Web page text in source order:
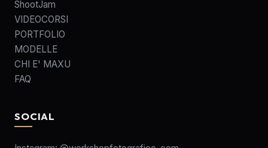
ShootJam
VIDEOCORSI
PORTFOLIO
MODELLE
CHI E' MAXU
FAQ
SOCIAL